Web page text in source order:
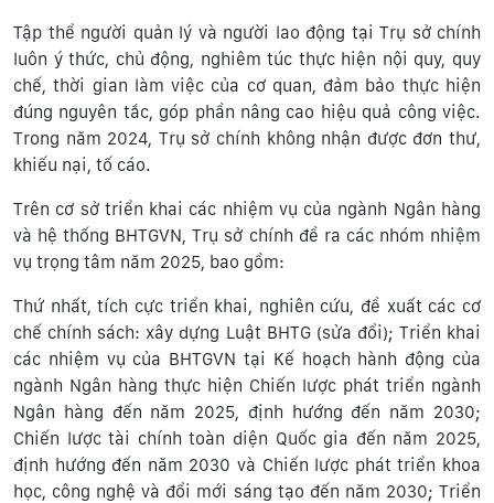
Tập thể người quản lý và người lao động tại Trụ sở chính
luôn ý thức, chủ động, nghiêm túc thực hiện nội quy, quy
chế, thời gian làm việc của cơ quan, đảm bảo thực hiện
đúng nguyên tắc, góp phần nâng cao hiệu quả công việc.
Trong năm 2024, Trụ sở chính không nhận được đơn thư,
khiếu nại, tố cáo.
Trên cơ sở triển khai các nhiệm vụ của ngành Ngân hàng
và hệ thống BHTGVN, Trụ sở chính đề ra các nhóm nhiệm
vụ trọng tâm năm 2025, bao gồm:
Thứ nhất, tích cực triển khai, nghiên cứu, đề xuất các cơ
chế chính sách: xây dựng Luật BHTG (sửa đổi); Triển khai
các nhiệm vụ của BHTGVN tại Kế hoạch hành động của
ngành Ngân hàng thực hiện Chiến lược phát triển ngành
Ngân hàng đến năm 2025, định hướng đến năm 2030;
Chiến lược tài chính toàn diện Quốc gia đến năm 2025,
định hướng đến năm 2030 và Chiến lược phát triển khoa
học, công nghệ và đổi mới sáng tạo đến năm 2030; Triển